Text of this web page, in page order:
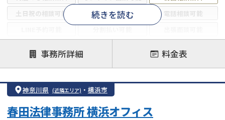
土日祝の相談可能
19時以降電話可能
電話相談可能
借金返済相談・交渉
自己破産
任意整理
個人再生
時効援用
会社破産・法人破産
住宅ローン
消費者金融・サラ金
続きを読む
事務所詳細 料金表
神奈川県 (近隣エリア) ・ 横浜市
春田法律事務所 横浜オフィス